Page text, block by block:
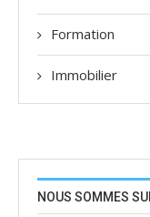
Formation
Immobilier
NOUS SOMMES